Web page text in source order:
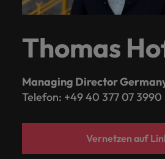
Thomas
Managing Director
Telefon: +49 40 377 07 3990
Vernetzen auf